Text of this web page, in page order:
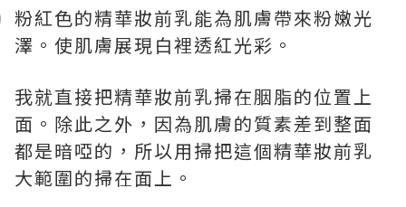
粉紅色的精華妝前乳能為肌膚帶來粉嫩光
澤。使肌膚展現白裡透紅光彩。
我就直接把精華妝前乳掃在胭脂的位置上
面。除此之外，因為肌膚的質素差到整面
都是暗啞的，所以用掃把這個精華妝前乳
大範圍的掃在面上。